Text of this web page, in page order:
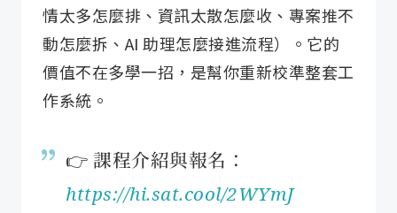
情太多怎麼排、資訊太散怎麼收、專案推不
動怎麼拆、AI 助理怎麼接進流程）。它的
價值不在多學一招，是幫你重新校準整套工
作系統。
👉 課程介紹與報名：
https://hi.sat.cool/2WYmJ